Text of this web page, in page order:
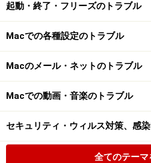
起動・終了・フリーズのトラブル
Macでの各種設定のトラブル
Macのメール・ネットのトラブル
Macでの動画・音楽のトラブル
セキュリティ・ウィルス対策、感
全てのテーマ